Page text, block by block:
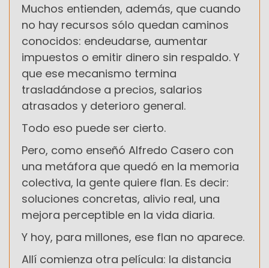
Muchos entienden, además, que cuando
no hay recursos sólo quedan caminos
conocidos: endeudarse, aumentar
impuestos o emitir dinero sin respaldo. Y
que ese mecanismo termina
trasladándose a precios, salarios
atrasados y deterioro general.
Todo eso puede ser cierto.
Pero, como enseñó Alfredo Casero con
una metáfora que quedó en la memoria
colectiva, la gente quiere flan. Es decir:
soluciones concretas, alivio real, una
mejora perceptible en la vida diaria.
Y hoy, para millones, ese flan no aparece.
Allí comienza otra película: la distancia